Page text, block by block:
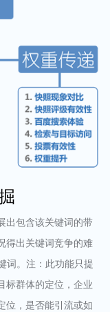
出包含该关键词的带
得出关键词竞争的难
词。注：此功能只提
标群体的定位，企业
位，是否能引流或如